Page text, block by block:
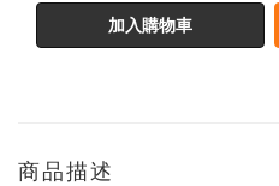
加入購物車
商品描述